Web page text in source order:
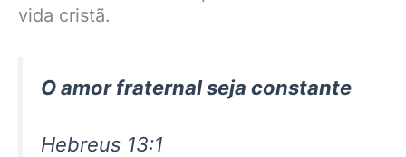
vida cristã.
O amor fraternal seja constante
Hebreus 13:1